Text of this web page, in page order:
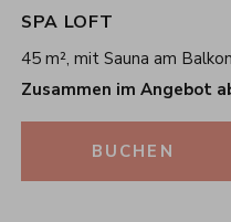
SPA LOFT
45 m², mit Sauna am
Zusammen im Angebot
BUCHEN